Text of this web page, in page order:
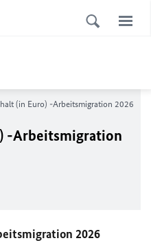
(in Euro) -Arbeitsmigration 2026
-Arbeitsmigration
2026